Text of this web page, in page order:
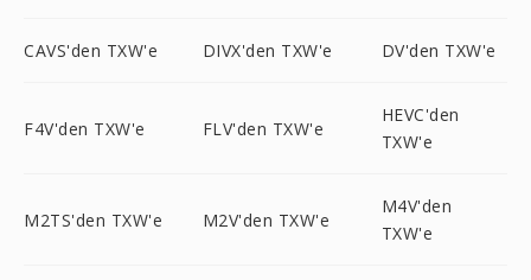
CAVS'den TXW'e DIVX'den TXW'e DV'den TXW'e
F4V'den TXW'e FLV'den TXW'e
HEVC'den
TXW'e
M2TS'den TXW'e M2V'den TXW'e
M4V'den
TXW'e